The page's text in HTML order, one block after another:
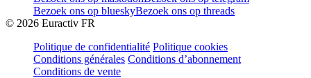
Bezoek ons op blueskyBezoek ons op threads
© 2026 Euractiv FR
Politique de confidentialité Politique cookies
Conditions générales Conditions d’abonnement
Conditions de vente